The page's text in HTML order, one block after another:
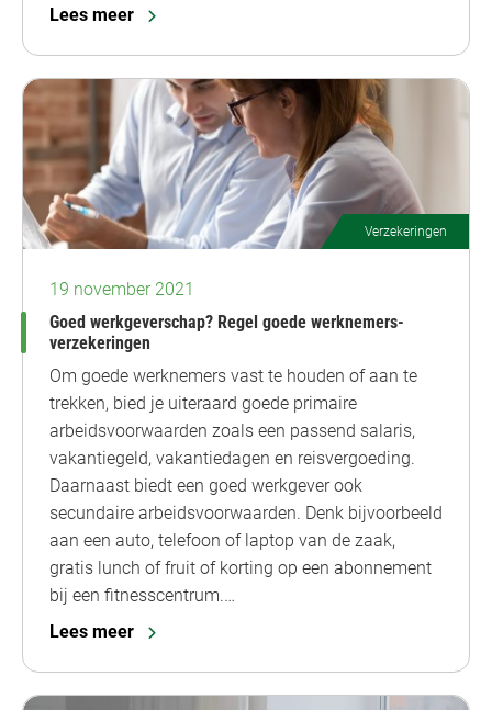
Lees meer
Verzekeringen
19 november 2021
Goed werkgeverschap? Regel goede werknemers-
verzekeringen
Om goede werknemers vast te houden of aan te
trekken, bied je uiteraard goede primaire
arbeidsvoorwaarden zoals een passend salaris,
vakantiegeld, vakantiedagen en reisvergoeding.
Daarnaast biedt een goed werkgever ook
secundaire arbeidsvoorwaarden. Denk bijvoorbeeld
aan een auto, telefoon of laptop van de zaak,
gratis lunch of fruit of korting op een abonnement
bij een fitnesscentrum.…
Lees meer